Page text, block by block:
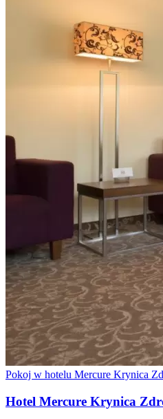
Pokoj w hotelu Mercure Krynica
Hotel Mercure Krynica